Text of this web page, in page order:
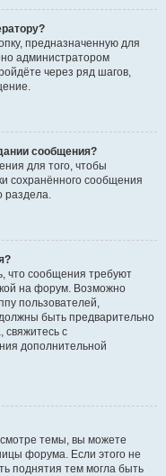
предназначенную для
администратором
через ряд шагов,
сообщения?
для того, чтобы
сохранённого сообщения
раздела.
что сообщения требуют
на форум. Возможно
пользователей,
быть предварительно
свяжитесь с
дополнительной
темы, вы можете
форума. Если этого не
поднятия тем могла быть